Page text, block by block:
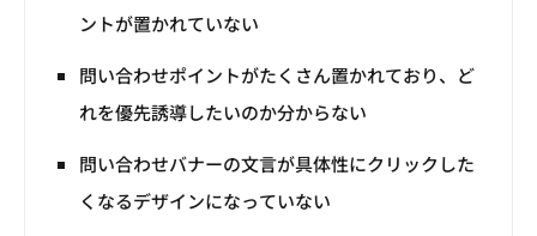
ントが置かれていない
問い合わせポイントがたくさん置かれており、ど
れを優先誘導したいのか分からない
問い合わせバナーの文言が具体性にクリックした
くなるデザインになっていない